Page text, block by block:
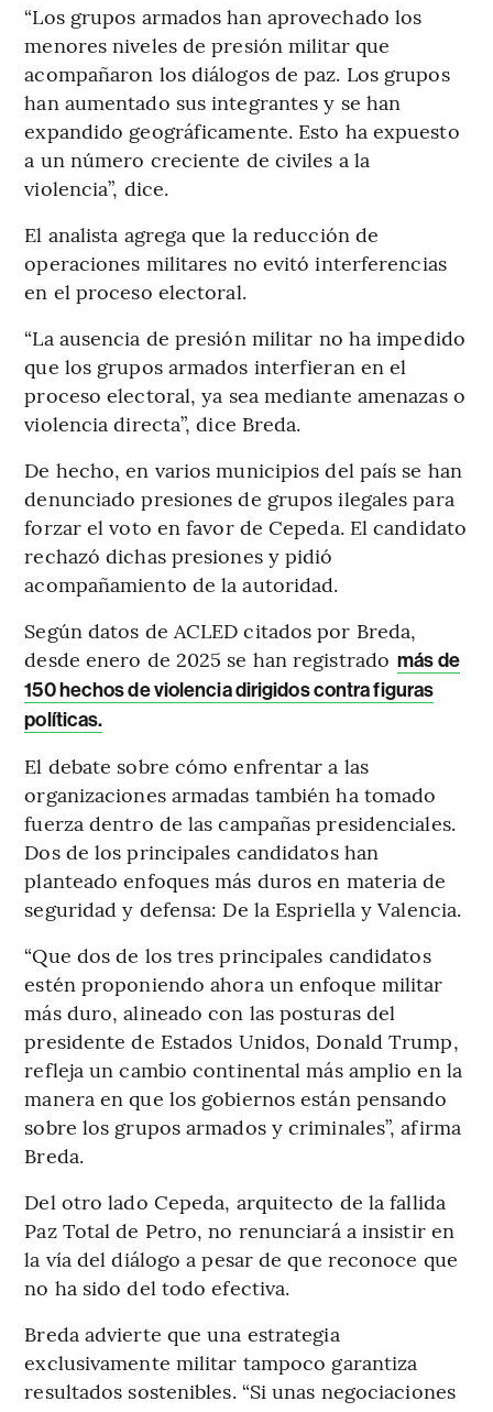
“Los grupos armados han aprovechado los
menores niveles de presión militar que
acompañaron los diálogos de paz. Los grupos
han aumentado sus integrantes y se han
expandido geográficamente. Esto ha expuesto
a un número creciente de civiles a la
violencia”, dice.
El analista agrega que la reducción de
operaciones militares no evitó interferencias
en el proceso electoral.
“La ausencia de presión militar no ha impedido
que los grupos armados interfieran en el
proceso electoral, ya sea mediante amenazas o
violencia directa”, dice Breda.
De hecho, en varios municipios del país se han
denunciado presiones de grupos ilegales para
forzar el voto en favor de Cepeda. El candidato
rechazó dichas presiones y pidió
acompañamiento de la autoridad.
Según datos de ACLED citados por Breda,
desde enero de 2025 se han registrado más de
150 hechos de violencia dirigidos contra figuras
políticas.
El debate sobre cómo enfrentar a las
organizaciones armadas también ha tomado
fuerza dentro de las campañas presidenciales.
Dos de los principales candidatos han
planteado enfoques más duros en materia de
seguridad y defensa: De la Espriella y Valencia.
“Que dos de los tres principales candidatos
estén proponiendo ahora un enfoque militar
más duro, alineado con las posturas del
presidente de Estados Unidos, Donald Trump,
refleja un cambio continental más amplio en la
manera en que los gobiernos están pensando
sobre los grupos armados y criminales”, afirma
Breda.
Del otro lado Cepeda, arquitecto de la fallida
Paz Total de Petro, no renunciará a insistir en
la vía del diálogo a pesar de que reconoce que
no ha sido del todo efectiva.
Breda advierte que una estrategia
exclusivamente militar tampoco garantiza
resultados sostenibles. “Si unas negociaciones